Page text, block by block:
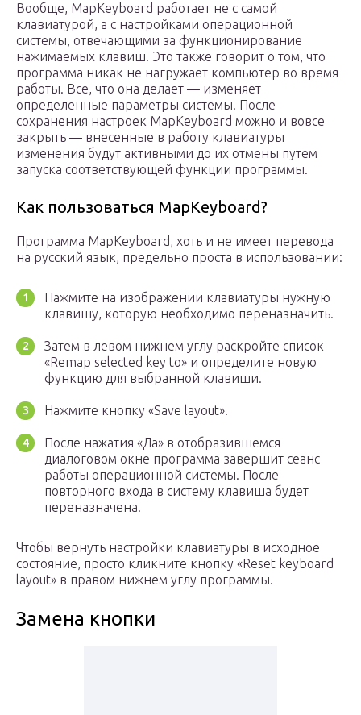
Вообще, MapKeyboard работает не с самой
клавиатурой, а с настройками операционной
системы, отвечающими за функционирование
нажимаемых клавиш. Это также говорит о том, что
программа никак не нагружает компьютер во время
работы. Все, что она делает — изменяет
определенные параметры системы. После
сохранения настроек MapKeyboard можно и вовсе
закрыть — внесенные в работу клавиатуры
изменения будут активными до их отмены путем
запуска соответствующей функции программы.
Как пользоваться MapKeyboard?
Программа MapKeyboard, хоть и не имеет перевода
на русский язык, предельно проста в использовании:
Нажмите на изображении клавиатуры нужную
клавишу, которую необходимо переназначить.
Затем в левом нижнем углу раскройте список
«Remap selected key to» и определите новую
функцию для выбранной клавиши.
Нажмите кнопку «Save layout».
После нажатия «Да» в отобразившемся
диалоговом окне программа завершит сеанс
работы операционной системы. После
повторного входа в систему клавиша будет
переназначена.
Чтобы вернуть настройки клавиатуры в исходное
состояние, просто кликните кнопку «Reset keyboard
layout» в правом нижнем углу программы.
Замена кнопки